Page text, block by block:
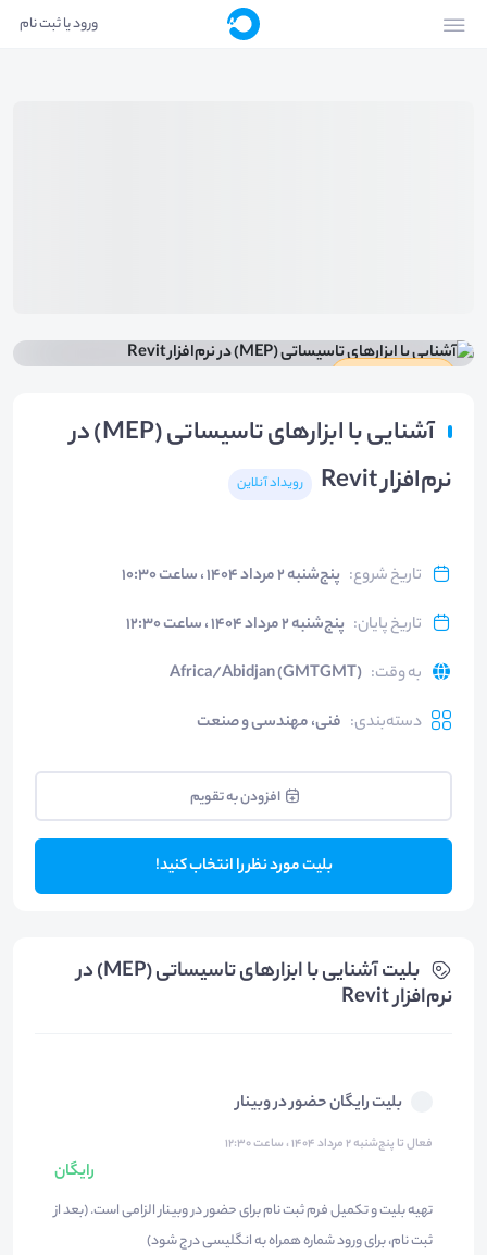
ورود یا ثبت نام
آشنایی با ابزارهای تاسیساتی (MEP) در
نرم‌افزار Revit
رویداد آنلاین
تاریخ شروع: پنج‌شنبه ۲ مرداد ۱۴۰۴ ، ساعت ۱۰:۳۰
تاریخ پایان: پنج‌شنبه ۲ مرداد ۱۴۰۴ ، ساعت ۱۲:۳۰
به وقت:
Africa/Abidjan (GMTGMT)
دسته‌بندی: فنی، مهندسی و صنعت
افزودن به تقویم
بلیت مورد نظر را انتخاب کنید!
بلیت‌ آشنایی با ابزارهای تاسیساتی (MEP) در
نرم‌افزار Revit
بلیت رایگان حضور در وبینار
فعال تا پنج‌شنبه ۲ مرداد ۱۴۰۴ ، ساعت ۱۲:۳۰
رایگان
تهیه بلیت و تکمیل فرم ثبت نام برای حضور در وبینار الزامی است. (بعد از
ثبت نام، برای ورود شماره همراه به انگلیسی درج شود)